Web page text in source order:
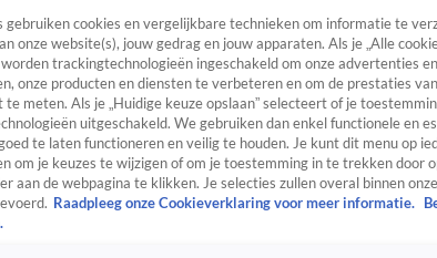
gebruiken cookies en vergelijkbare technieken om informatie te
onze website(s), jouw gedrag en jouw apparaten. Als je „Alle
trackingtechnologieën ingeschakeld om onze advertenties
onze producten en diensten te verbeteren en om de prestaties van
meten. Als je „Huidige keuze opslaan” selecteert of je
uitgeschakeld. We gebruiken dan enkel functionele en
te laten functioneren en veilig te houden. Je kunt dit menu op
om je keuzes te wijzigen of om je toestemming in te trekken door
aan de webpagina te klikken. Je selecties zullen overal binnen
Raadpleeg onze Cookieverklaring voor meer informatie.